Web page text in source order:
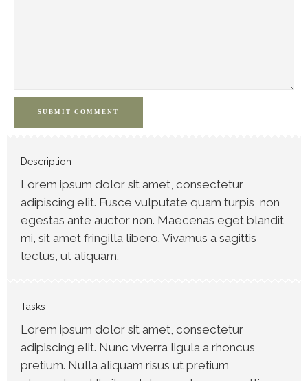
SUBMIT COMMENT
Description
Lorem ipsum dolor sit amet, consectetur
adipiscing elit. Fusce vulputate quam turpis, non
egestas ante auctor non. Maecenas eget blandit
mi, sit amet fringilla libero. Vivamus a sagittis
lectus, ut aliquam.
Tasks
Lorem ipsum dolor sit amet, consectetur
adipiscing elit. Nunc viverra ligula a rhoncus
pretium. Nulla aliquam risus ut pretium